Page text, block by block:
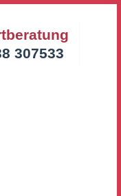
307533